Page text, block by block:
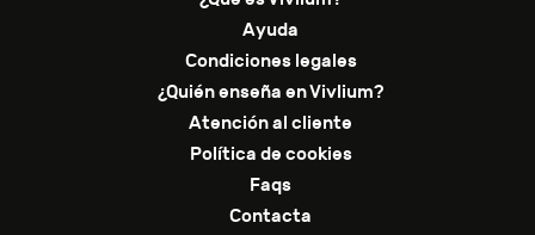
Ayuda
Condiciones legales
¿Quién enseña en Vivlium?
Atención al cliente
Política de cookies
Faqs
Contacta